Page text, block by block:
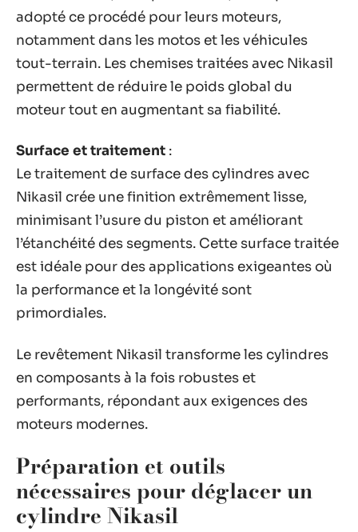
adopté ce procédé pour leurs moteurs,
notamment dans les motos et les véhicules
tout-terrain. Les chemises traitées avec Nikasil
permettent de réduire le poids global du
moteur tout en augmentant sa fiabilité.
Surface et traitement :
Le traitement de surface des cylindres avec
Nikasil crée une finition extrêmement lisse,
minimisant l’usure du piston et améliorant
l’étanchéité des segments. Cette surface traitée
est idéale pour des applications exigeantes où
la performance et la longévité sont
primordiales.
Le revêtement Nikasil transforme les cylindres
en composants à la fois robustes et
performants, répondant aux exigences des
moteurs modernes.
Préparation et outils
nécessaires pour déglacer un
cylindre Nikasil